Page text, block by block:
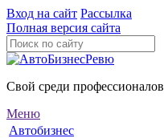
Вход на сайт Рассылка
Полная версия сайта
Свой среди профессионалов
Меню
Автобизнес